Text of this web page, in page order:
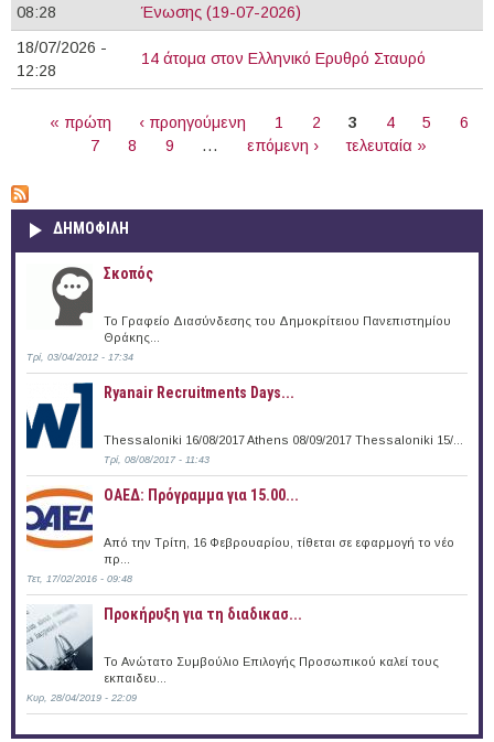
08:28
Ένωσης (19-07-2026)
18/07/2026 -
12:28
14 άτομα στον Ελληνικό Ερυθρό Σταυρό
« πρώτη ‹ προηγούμενη 1 2 3 4 5
6
7
8 9 … επόμενη › τελευταία »
ΔΗΜΟΦΙΛΗ
Σκοπός
Το Γραφείο Διασύνδεσης του Δημοκρίτειου Πανεπιστημίου
Θράκης...
Τρί, 03/04/2012 - 17:34
Ryanair Recruitments Days...
Thessaloniki 16/08/2017 Athens 08/09/2017 Thessaloniki 15/...
Τρί, 08/08/2017 - 11:43
ΟΑΕΔ: Πρόγραμμα για 15.00...
Από την Τρίτη, 16 Φεβρουαρίου, τίθεται σε εφαρμογή το νέο
πρ...
Τετ, 17/02/2016 - 09:48
Προκήρυξη για τη διαδικασ...
Το Ανώτατο Συμβούλιο Επιλογής Προσωπικού καλεί τους
εκπαιδευ...
Κυρ, 28/04/2019 - 22:09